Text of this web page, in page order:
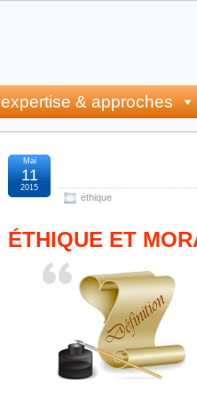
expertise & approches
éthique
Mai
11
2015
ÉTHIQUE ET